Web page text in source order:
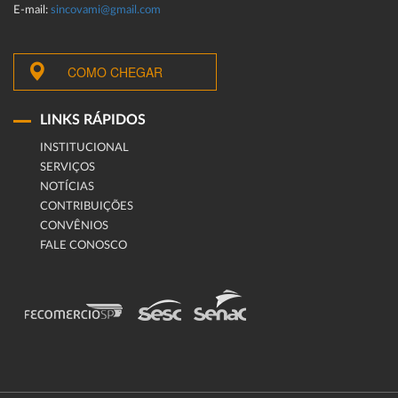
E-mail: sincovami@gmail.com
COMO CHEGAR
LINKS RÁPIDOS
INSTITUCIONAL
SERVIÇOS
NOTÍCIAS
CONTRIBUIÇÕES
CONVÊNIOS
FALE CONOSCO